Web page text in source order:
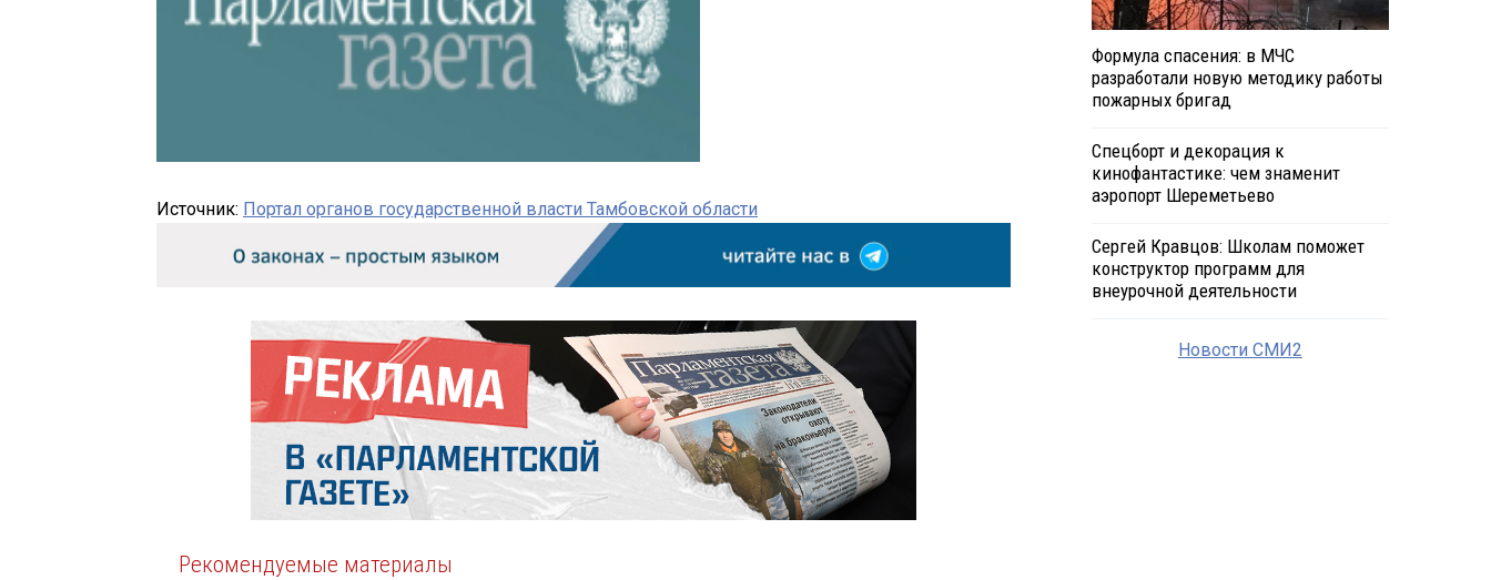
Источник: Портал органов государственной власти Тамбовской области
Рекомендуемые материалы
Формула спасения: в МЧС
разработали новую методику работы
пожарных бригад
Спецборт и декорация к
кинофантастике: чем знаменит
аэропорт Шереметьево
Сергей Кравцов: Школам поможет
конструктор программ для
внеурочной деятельности
Новости СМИ2